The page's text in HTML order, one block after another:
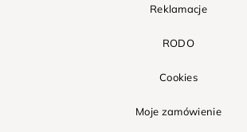
Reklamacje
RODO
Cookies
Moje zamówienie